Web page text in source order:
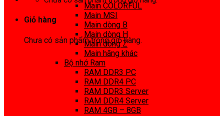
Giỏ hàng
Chưa có sản phẩm trong giỏ hàng.
Main COLORFUL
Main MSI
Main dòng B
Main dòng H
Main dòng Z
Main hãng khác
Bộ nhớ Ram
RAM DDR3 PC
RAM DDR4 PC
RAM DDR3 Server
RAM DDR4 Server
RAM 4GB – 8GB